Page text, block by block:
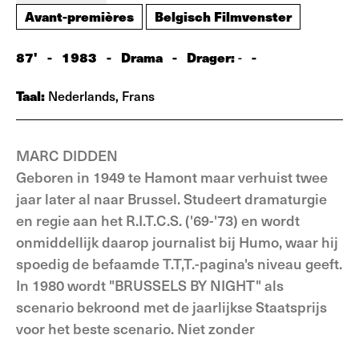
Avant-premières Belgisch Filmvenster
87' - 1983 - Drama - Drager:- -
Taal: Nederlands, Frans
MARC DIDDEN
Geboren in 1949 te Hamont maar verhuist twee
jaar later al naar Brussel. Studeert dramaturgie
en regie aan het R.I.T.C.S. ('69-'73) en wordt
onmiddellijk daarop journalist bij Humo, waar hij
spoedig de befaamde T.T,T.-pagina's niveau geeft.
In 1980 wordt "BRUSSELS BY NIGHT" als
scenario bekroond met de jaarlijkse Staatsprijs
voor het beste scenario. Niet zonder